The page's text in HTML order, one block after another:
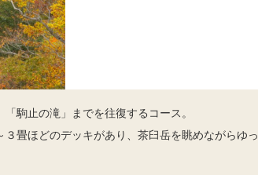
駒止の滝」までを往復するコース。
畳ほどのデッキがあり、茶臼岳を眺めながらゆっ